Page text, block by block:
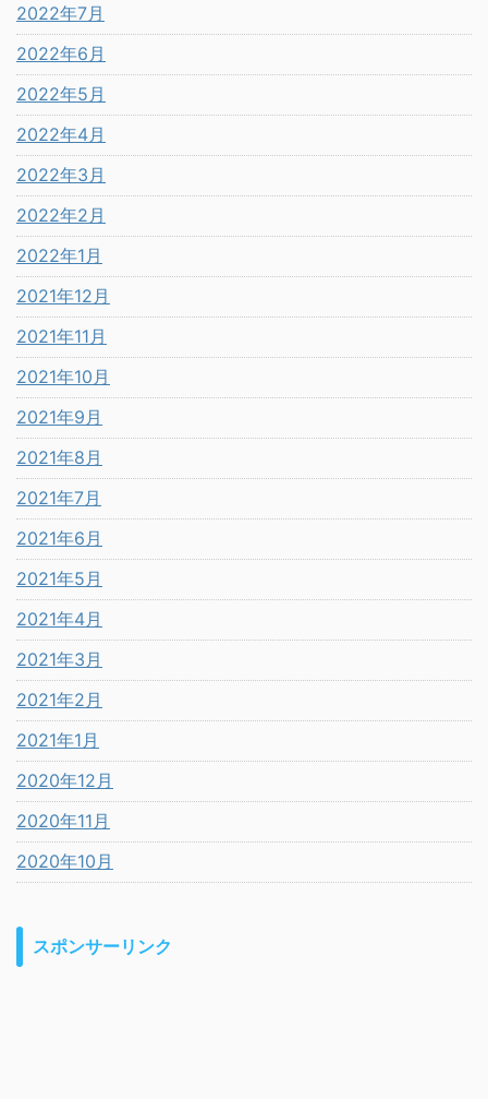
2022年7月
2022年6月
2022年5月
2022年4月
2022年3月
2022年2月
2022年1月
2021年12月
2021年11月
2021年10月
2021年9月
2021年8月
2021年7月
2021年6月
2021年5月
2021年4月
2021年3月
2021年2月
2021年1月
2020年12月
2020年11月
2020年10月
スポンサーリンク